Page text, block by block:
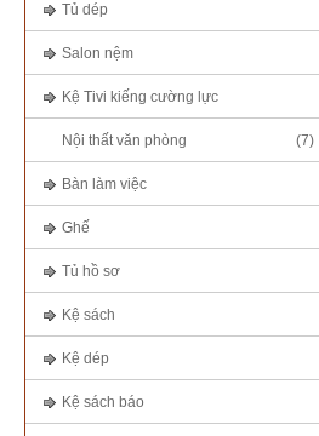
Tủ dép
Salon nệm
Kệ Tivi kiếng cường lực
Nội thất văn phòng (7)
Bàn làm việc
Ghế
Tủ hồ sơ
Kệ sách
Kệ dép
Kệ sách báo